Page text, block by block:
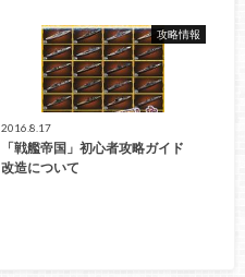
攻略情報
2016.8.17
「戦艦帝国」初心者攻略ガイド
改造について